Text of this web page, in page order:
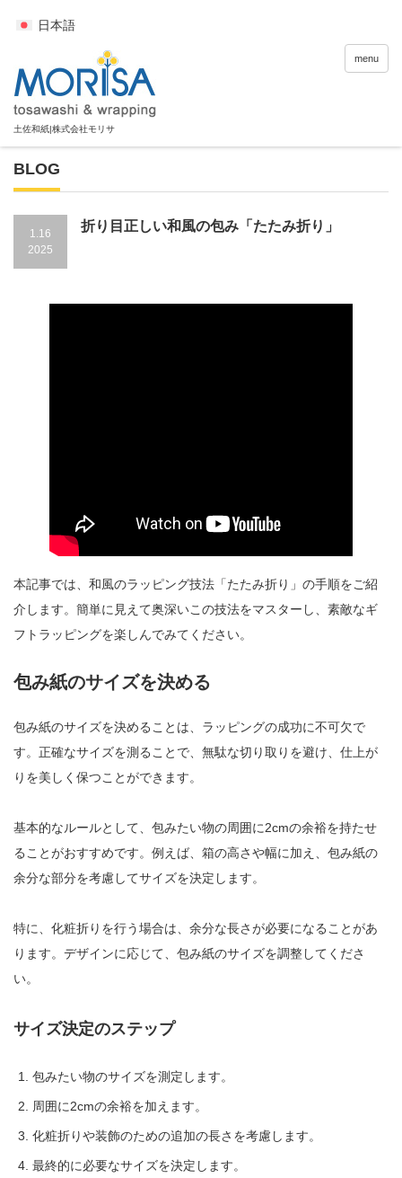
日本語
menu
BLOG
1.16
2025
折り目正しい和風の包み「たたみ折り」
本記事では、和風のラッピング技法「たたみ折り」の手順をご紹
介します。簡単に見えて奥深いこの技法をマスターし、素敵なギ
フトラッピングを楽しんでみてください。
包み紙のサイズを決める
包み紙のサイズを決めることは、ラッピングの成功に不可欠で
す。正確なサイズを測ることで、無駄な切り取りを避け、仕上が
りを美しく保つことができます。
基本的なルールとして、包みたい物の周囲に2cmの余裕を持たせ
ることがおすすめです。例えば、箱の高さや幅に加え、包み紙の
余分な部分を考慮してサイズを決定します。
特に、化粧折りを行う場合は、余分な長さが必要になることがあ
ります。デザインに応じて、包み紙のサイズを調整してくださ
い。
サイズ決定のステップ
包みたい物のサイズを測定します。
周囲に2cmの余裕を加えます。
化粧折りや装飾のための追加の長さを考慮します。
最終的に必要なサイズを決定します。